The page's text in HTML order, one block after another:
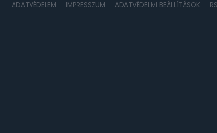
ADATVÉDELEM IMPRESSZUM ADATVÉDELMI BEÁLLÍTÁSOK